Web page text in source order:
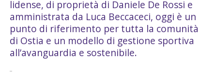
lidense, di proprietà di Daniele De Rossi e
amministrata da Luca Beccaceci, oggi è un
punto di riferimento per tutta la comunità
di Ostia e un modello di gestione sportiva
all’avanguardia e sostenibile.